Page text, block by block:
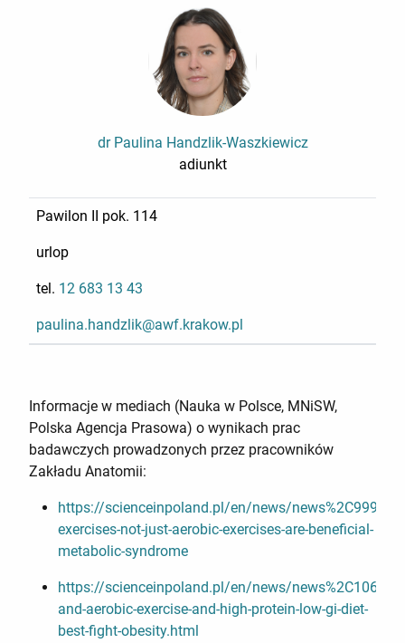
dr Paulina Handzlik-Waszkiewicz
adiunkt
Pawilon II pok. 114
urlop
tel. 12 683 13 43
paulina.handzlik@awf.krakow.pl
Informacje w mediach (Nauka w Polsce, MNiSW,
Polska Agencja Prasowa) o wynikach prac
badawczych prowadzonych przez pracowników
Zakładu Anatomii:
https://scienceinpoland.pl/en/news/
exercises-not-just-aerobic-exercises-are-beneficial-
metabolic-syndrome
https://scienceinpoland.pl/en/news/
and-aerobic-exercise-and-high-protein-low-gi-diet-
best-fight-obesity.html